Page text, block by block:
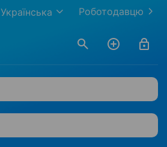
Роботодавцю
Українська